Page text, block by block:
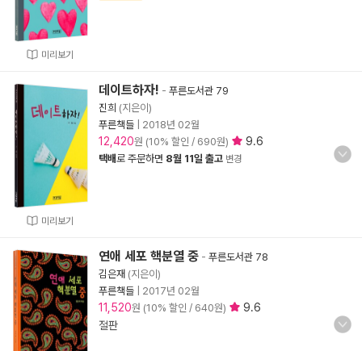
미리보기
미리보기
데이트하자! - 푸른도서관 79
진희 (지은이)
푸른책들
2018년 02월
12,420원 (10% 할인 / 690원) 9.6
택배로 주문하면 8월 11일 출고 변경
연애 세포 핵분열 중 - 푸른도서관 78
김은재 (지은이)
푸른책들
2017년 02월
11,520원 (10% 할인 / 640원)
9.6
절판